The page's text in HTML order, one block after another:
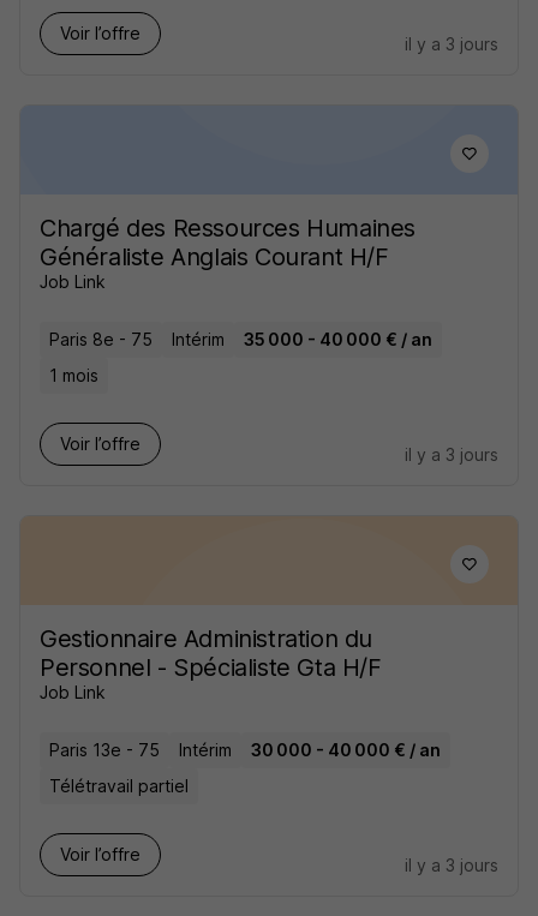
Voir l’offre
il y a 3 jours
Chargé des Ressources Humaines
Généraliste Anglais Courant H/F
Job Link
Paris 8e - 75 Intérim
35 000 - 40 000 € / an
1 mois
Voir l’offre
il y a 3 jours
Gestionnaire Administration du
Personnel - Spécialiste Gta H/F
Job Link
Paris 13e - 75 Intérim
30 000 - 40 000 € / an
Télétravail partiel
Voir l’offre
il y a 3 jours